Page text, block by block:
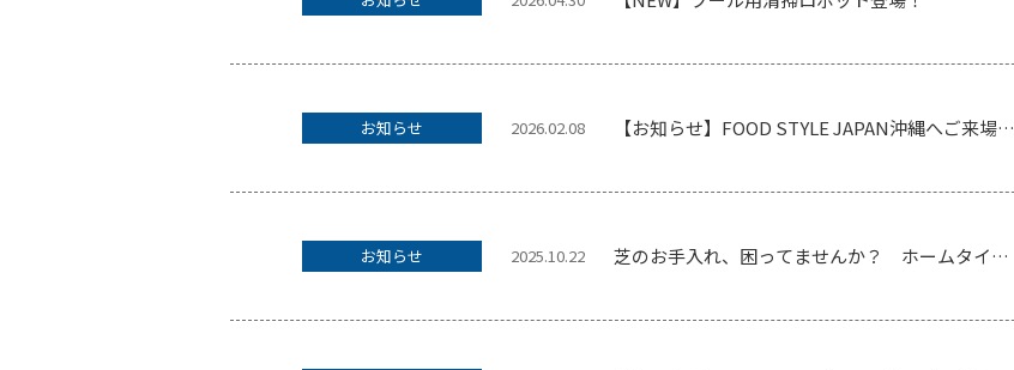
お知らせ 2026.02.08
【お知らせ】FOOD STYLE JAPAN沖縄へご来場下
お知らせ 2025.10.22
芝のお手入れ、困ってませんか？ ホームタイプ